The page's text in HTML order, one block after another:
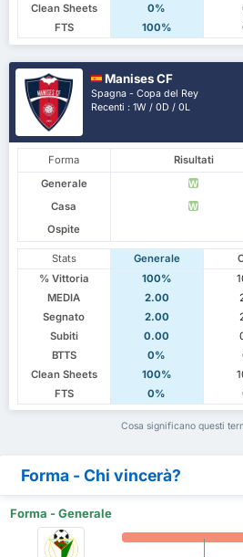
Clean Sheets
0%
FTS
100%
Manises CF
Spagna - Copa del Rey
Recenti : 1W / 0D / 0L
Forma Risultati
Generale
W
Casa W
Ospite
Stats Generale
% Vittoria
100%
MEDIA
2.00
Segnato
2.00
Subiti
0.00
BTTS
0%
Clean Sheets
100%
FTS
0%
Cosa significano questi
Forma - Chi vincerà?
Forma - Generale